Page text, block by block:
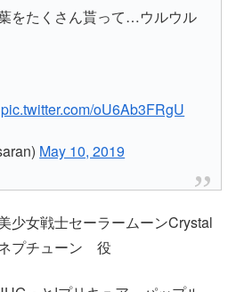
をたくさん貰って…ウルウル
pic.twitter.com/oU6Ab3FRgU
May 10, 2019
少女戦士セーラームーンCrystal
プチューン 役